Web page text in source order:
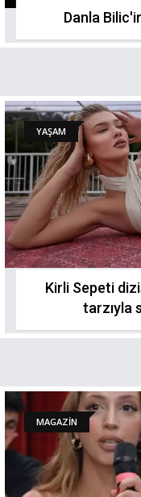
Danla
YAŞAM
Kirli Sepeti
tarzıyla
MAGAZİN